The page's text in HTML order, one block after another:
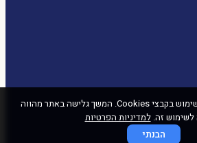
לידיעתך, באתר זה נעשה שימוש בקבצי Cookies. המשך גלישה באתר מהווה
זה.למדיניות הפרטיות
הבנתי